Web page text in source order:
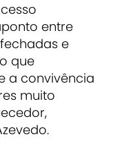
entre
e
que
a convivência
muito